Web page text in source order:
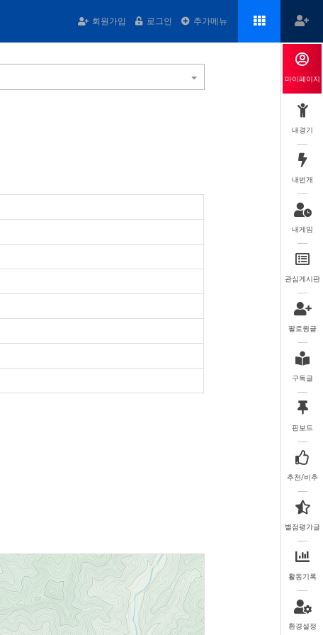
회원가입 로그인 추가메뉴
마이페이지
내경기
내번개
내게임
관심게시판
팔로윙글
구독글
핀보드
추천/비추
별점평가글
활동기록
환경설정